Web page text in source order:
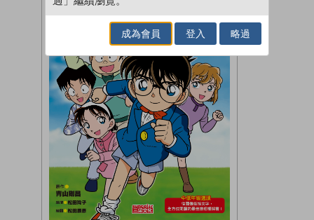
成為會員 登入 略過